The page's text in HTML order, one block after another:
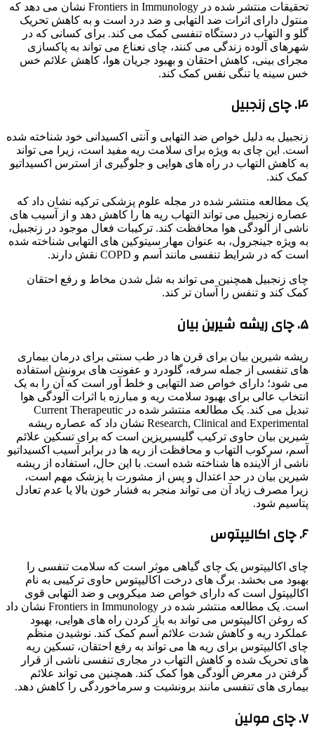
تحقیقات منتشر شده در Frontiers in Immunology نشان می دهد که
منتول دارای اثرات ضد التهابی و ضد درد است و به کاهش تحریک
گلو و التهاب در دستگاه تنفسی کمک می کند. برای کسانی که در
شهرهای آلوده زندگی می کنند، چای نعناع می تواند به پاکسازی
مجرای بینی، کاهش احتقان و بهبود جریان هوا، کاهش علائم خس
خس سینه یا تنگی نفس کمک کند.
۴. چای زنجبیل
زنجبیل به دلیل خواص ضد التهابی و آنتی اکسیدانی خود شناخته شده
است. این چای به ویژه برای سلامت ریه مفید است، زیرا می تواند
به کاهش التهاب در راه های هوایی و جلوگیری از استرس اکسیداتیو
کمک کند.
یک مطالعه منتشر شده در مجله علوم پزشکی ترکیه نشان داد که
عصاره زنجبیل می تواند التهاب ریه ها را کاهش دهد و از آسیب های
ناشی از آلودگی هوا محافظت کند. ترکیبات فعال موجود در زنجبیل،
به ویژه جینجرول، به عنوان مهار سیتوکین های التهابی شناخته شده
است که در شرایط تنفسی مانند آسم و COPD نقش دارند.
چای زنجبیل همچنین می تواند به شل شدن مخاط و رفع احتقان
کمک کند و تنفس را آسان تر کند.
۵. چای ریشه شیرین بیان
ریشه شیرین بیان برای قرن ها در طب سنتی برای درمان بیماری
های تنفسی از جمله سرفه، گلودرد و عفونت های برونش استفاده
می شود؛ دارای خواص ضد التهابی و خلط آور است که آن را به یک
انتخاب عالی برای بهبود سلامت ریه و مبارزه با اثرات آلودگی هوا
تبدیل می کند. یک مطالعه منتشر شده در Current Therapeutic
Research, Clinical and Experimental نشان داد که عصاره ریشه
شیرین بیان حاوی ترکیب گلیسیریزین است که برای تسکین علائم
آسم، سرکوب التهاب و محافظت از ریه ها در برابر آسیب اکسیداتیو
ناشی از آلاینده ها شناخته شده است. با این حال، استفاده از ریشه
شیرین بیان در حد اعتدال و پس از مشورت با پزشک مهم است،
زیرا مصرف زیاد آن می تواند منجر به فشار خون بالا یا عدم تعادل
پتاسیم شود.
۶. چای اکالیپتوس
چای اکالیپتوس یک چای گیاهی موثر است که سلامت تنفسی را
بهبود می بخشد. برگ های درخت اکالیپتوس حاوی ترکیبی به نام
اکالیپتول است که دارای خواص ضد میکروبی و ضد التهابی قوی
است. یک مطالعه منتشر شده در Frontiers in Immunology نشان داد
که روغن اکالیپتوس می تواند به باز کردن راه های هوایی، بهبود
عملکرد ریه و کاهش شدت علائم آسم کمک کند. نوشیدن منظم
چای اکالیپتوس برای ریه ها می تواند به رفع احتقان، تسکین ریه
های تحریک شده و کاهش التهاب در مجاری تنفسی ناشی از قرار
گرفتن در معرض آلودگی هوا کمک کند. همچنین می تواند علائم
بیماری های تنفسی مانند برونشیت و سرماخوردگی را کاهش دهد.
۷. چای مولین